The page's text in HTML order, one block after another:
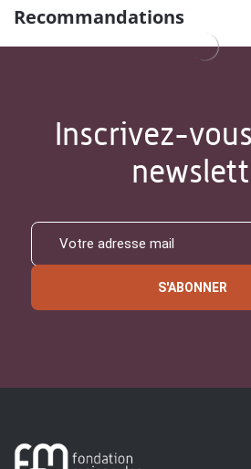
Recommandations
Inscrivez-
S'ABONNER